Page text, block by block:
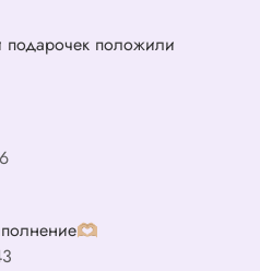
подарочек положили